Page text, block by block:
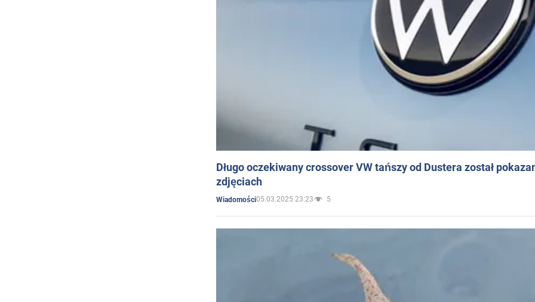
Długo oczekiwany crossover VW tańszy od Dustera został
zdjęciach
Wiadomości05.03.2025 23:23 5